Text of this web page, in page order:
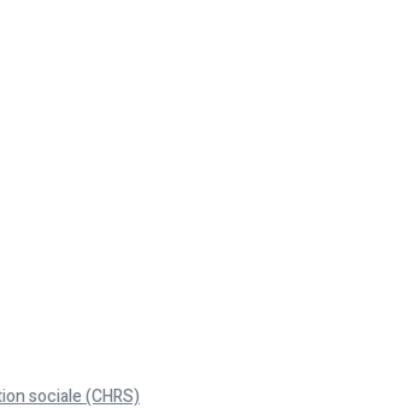
sociale (CHRS)